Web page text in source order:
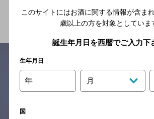
関連ページ
このサイトにはお酒に関する情報が含ま
歳以上の方を対象としていま
誕生年月日を西暦でご入力下
生年月日
年 月
国